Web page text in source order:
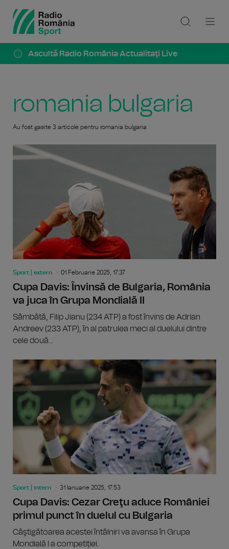
Ascultă Radio România Actualitaţi Live
romania bulgaria
Au fost gasite 3 articole pentru romania bulgaria
Sport | extern 01 Februarie 2025, 17:37
Cupa Davis: Învinsă de Bulgaria, România
va juca în Grupa Mondială II
Sâmbătă, Filip Jianu (234 ATP) a fost învins de Adrian
Andreev (233 ATP), în al patrulea meci al duelului dintre
cele două...
Sport | intern 31 Ianuarie 2025, 17:53
Cupa Davis: Cezar Creţu aduce României
primul punct în duelul cu Bulgaria
Câştigătoarea acestei întâlniri va avansa în Grupa
Mondială I a competiției.